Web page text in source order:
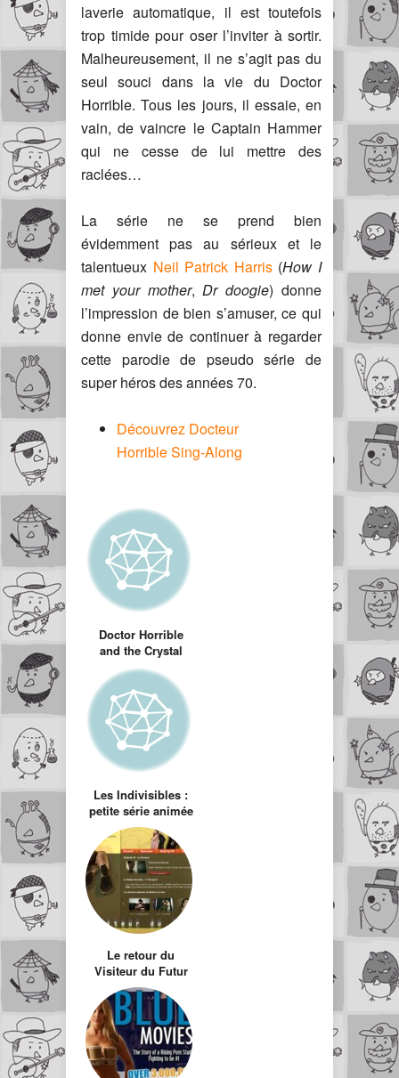
laverie automatique, il est toutefois
trop timide pour oser l’inviter à sortir.
Malheureusement, il ne s’agit pas du
seul souci dans la vie du Doctor
Horrible. Tous les jours, il essaie, en
vain, de vaincre le Captain Hammer
qui ne cesse de lui mettre des
raclées…
La série ne se prend bien
évidemment pas au sérieux et le
talentueux Neil Patrick Harris(How I
met your mother,Dr doogie) donne
l’impression de bien s’amuser, ce qui
donne envie de continuer à regarder
cette parodie de pseudo série de
super héros des années 70.
Découvrez Docteur
Horrible Sing-Along
Doctor Horrible
and the Crystal
Skull : enfin une
Les Indivisibles :
petite série animée
sur les préjugés
Le retour du
Visiteur du Futur